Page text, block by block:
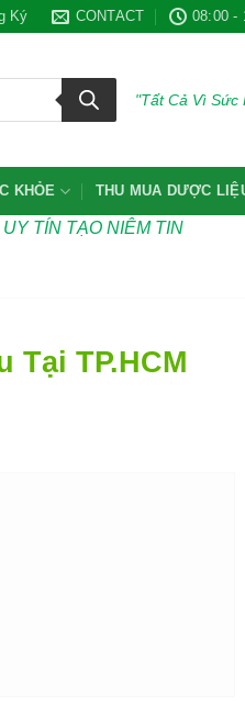
Ký CONTACT 08:00 -
"Tất Cả Vì Sức
KHỎE THU MUA DƯỢC
TÍN TẠO NIÊM TIN
Tại TP.HCM